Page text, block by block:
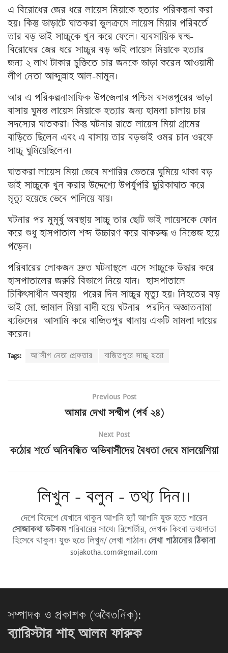
এ বিরোধের জের ধরে লায়েস মিয়াকে হত্যার পরিকল্পনা করা
হয়। কিন্তু ভাড়াটে ঘাতকরা ভুলক্রমে লায়েস মিয়ার পরিবর্তে
তার বড় ভাই সাচ্চুকে খুন করে ফেলে। ব্যবসায়িক দ্বন্দ্ব-
বিরোধের জের ধরে সাচ্চুর বড় ভাই লায়েস মিয়াকে হত্যার
জন্য ২ লাখ টাকার চুক্তিতে চার জনকে ভাড়া করেন আওয়ামী
লীগ নেতা আব্দুল্লাহ আল-মামুন।
আর এ পরিকল্পনামাফিক উপজেলার পশ্চিম বসন্তপুরের ভাড়া
বাসায় ঘুমন্ত লায়েস মিয়াকে হত্যার জন্য হামলা চালায় চার
সদস্যের ঘাতকরা। কিন্তু ঘটনার রাতে লায়েস মিয়া গ্রামের
বাড়িতে ছিলেন এবং এ বাসায় তার বড়ভাই ওমর চান ওরফে
সাচ্চু ঘুমিয়েছিলেন।
ঘাতকরা লায়েস মিয়া ভেবে মশারির ভেতরে ঘুমিয়ে থাকা বড়
ভাই সাচ্চুকে খুন করার উদ্দেশ্যে উপর্যুপরি ছুরিকাঘাত করে
মৃত্যু হয়েছে ভেবে পালিয়ে যায়।
ঘটনার পর মুমূর্ষু অবস্থায় সাচ্চু তার ছোট ভাই লায়েসকে ফোন
করে শুধু হাসপাতাল শব্দ উচ্চারণ করে বাকরুদ্ধ ও নিস্তেজ হয়ে
পড়েন।
পরিবারের লোকজন দ্রুত ঘটনাস্থলে এসে সাচ্চুকে উদ্ধার করে
হাসপাতালের জরুরি বিভাগে নিয়ে যান। হাসপাতালে
চিকিৎসাধীন অবস্থায় পরের দিন সাচ্চুর মৃত্যু হয়। নিহতের বড়
ভাই মো. জামাল মিয়া বাদী হয়ে ঘটনার পরদিন অজ্ঞাতনামা
ব্যক্তিদের আসামি করে বাজিতপুর থানায় একটি মামলা দায়ের
করেন।
Tags: আ’লীগ নেতা গ্রেফতার বাজিতপুরে সাচ্চু হত্যা
Previous Post
আমার দেখা সন্দ্বীপ (পর্ব ২৪)
Next Post
কঠোর শর্তে অনিবন্ধিত অভিবাসীদের বৈধতা দেবে মালয়েশিয়া
লিখুন - বলুন - তথ্য দিন।।
দেশে বিদেশে যেখানে থাকুন আপনি হ্যাঁ আপনি যুক্ত হতে পারেন
সোজাকথা ডটকমপরিবারের সাথে। রিপোর্টার, লেখক কিংবা তথ্যদাতা
হিসেবে থাকুন! যুক্ত হতে লিখুন/ লেখা পাঠান। লেখা পাঠানোর ঠিকানা
sojakotha.com@gmail.com
সম্পাদক ও প্রকাশক (অবৈতনিক):
ব্যারিস্টার শাহ আলম ফারুক